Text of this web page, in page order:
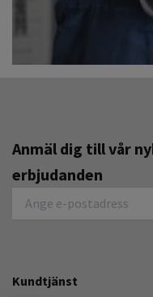
Anmäl dig till vår
erbjudanden
Kundtjänst